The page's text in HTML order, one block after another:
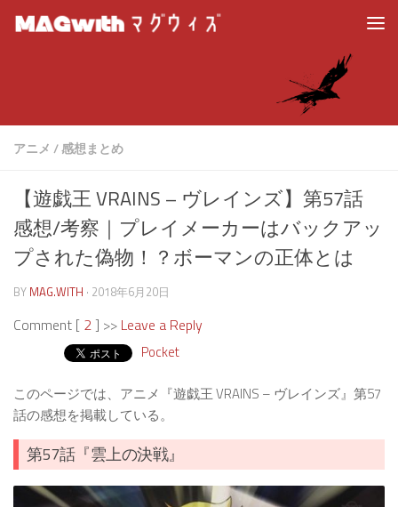
アニメ /感想まとめ
【遊戯王 VRAINS – ヴレインズ】第57話
感想/考察｜プレイメーカーはバックアッ
プされた偽物！？ボーマンの正体とは
BY MAG.WITH · 2018年6月20日
Comment [ 2] >> Leave a Reply
Pocket
このページでは、アニメ『遊戯王 VRAINS – ヴレインズ』第57
話の感想を掲載している。
第57話『雲上の決戦』